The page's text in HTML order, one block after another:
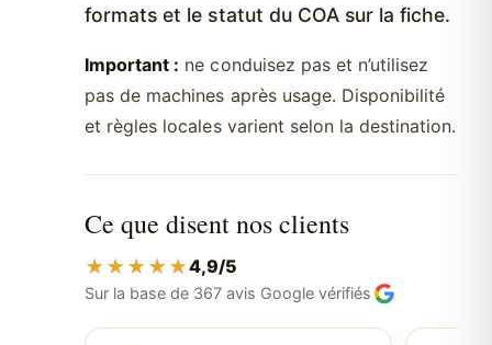
formats et le statut du COA sur la fiche.
Important : ne conduisez pas et n’utilisez
pas de machines après usage. Disponibilité
et règles locales varient selon la destination.
Ce que disent nos clients
★★★★★4,9/5
Sur la base de 367 avis Google vérifiés